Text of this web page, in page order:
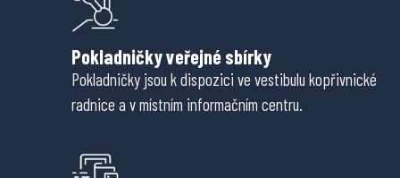
Pokladničky veřejné sbírky
Pokladničky jsou k dispozici ve vestibulu kopřivnické
radnice a v místním informačním centru.